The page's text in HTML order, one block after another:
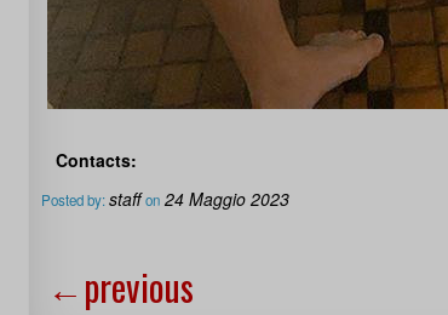
Contacts:
Posted by:staff on 24 Maggio 2023
←previous